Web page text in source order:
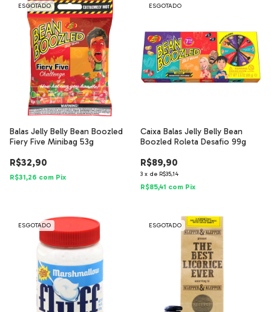
ESGOTADO
Balas Jelly Belly Bean Boozled
Fiery Five Minibag 53g
R$32,90
R$31,26 com Pix
ESGOTADO
Caixa Balas Jelly Belly Bean
Boozled Roleta Desafio 99g
R$89,90
3 x de R$35,14
R$85,41 com Pix
ESGOTADO ESGOTADO